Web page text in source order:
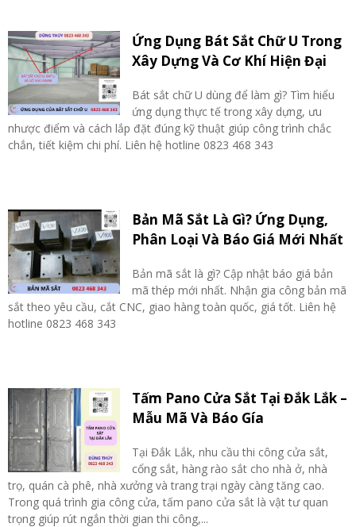
Ứng Dụng Bát Sắt Chữ U Trong
Xây Dựng Và Cơ Khí Hiện Đại
Bát sắt chữ U dùng để làm gì? Tìm hiểu
ứng dụng thực tế trong xây dựng, ưu
nhược điểm và cách lắp đặt đúng kỹ thuật giúp công trình chắc
chắn, tiết kiệm chi phí. Liên hệ hotline 0823 468 343
Bản Mã Sắt Là Gì? Ứng Dụng,
Phân Loại Và Báo Giá Mới Nhất
Bản mã sắt là gì? Cập nhật báo giá bản
mã thép mới nhất. Nhận gia công bản mã
sắt theo yêu cầu, cắt CNC, giao hàng toàn quốc, giá tốt. Liên hệ
hotline 0823 468 343
Tấm Pano Cửa Sắt Tại Đắk Lắk –
Mẫu Mã Và Báo Gía
Tại Đắk Lắk, nhu cầu thi công cửa sắt,
cổng sắt, hàng rào sắt cho nhà ở, nhà
trọ, quán cà phê, nhà xưởng và trang trại ngày càng tăng cao.
Trong quá trình gia công cửa, tấm pano cửa sắt là vật tư quan
trọng giúp rút ngắn thời gian thi công,...